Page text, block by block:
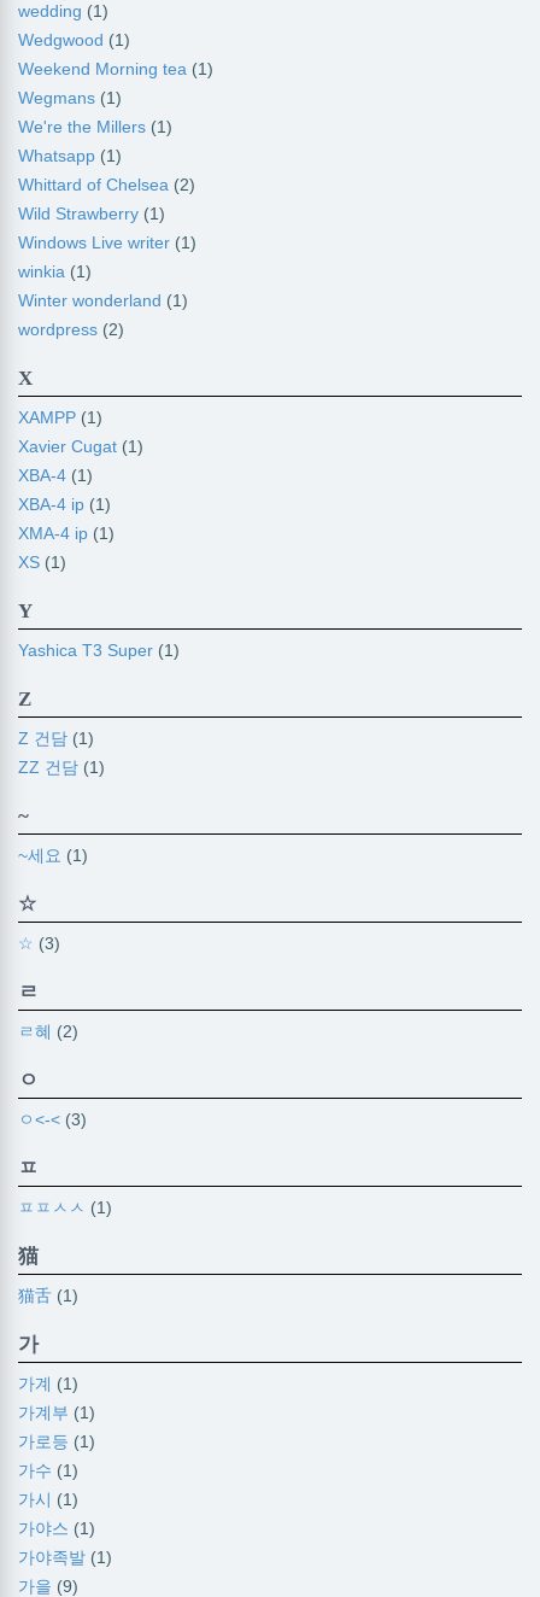
wedding (1)
Wedgwood (1)
Weekend Morning tea (1)
Wegmans (1)
We're the Millers (1)
Whatsapp (1)
Whittard of Chelsea (2)
Wild Strawberry (1)
Windows Live writer (1)
winkia (1)
Winter wonderland (1)
wordpress (2)
X
XAMPP (1)
Xavier Cugat (1)
XBA-4 (1)
XBA-4 ip (1)
XMA-4 ip (1)
XS (1)
Y
Yashica T3 Super (1)
Z
Z 건담 (1)
ZZ 건담 (1)
~
~세요 (1)
☆
☆ (3)
ㄹ
ㄹ혜 (2)
ㅇ
ㅇ<-< (3)
ㅍ
ㅍㅍㅅㅅ (1)
猫
猫舌 (1)
가
가계 (1)
가계부 (1)
가로등 (1)
가수 (1)
가시 (1)
가야스 (1)
가야족발 (1)
가을 (9)